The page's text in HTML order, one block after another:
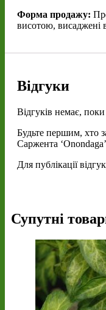
Форма продажу:
висотою, висаджені
Відгуки
Відгуків немає,
Будьте першим, хто
Саржента
Для публікації
Супутні